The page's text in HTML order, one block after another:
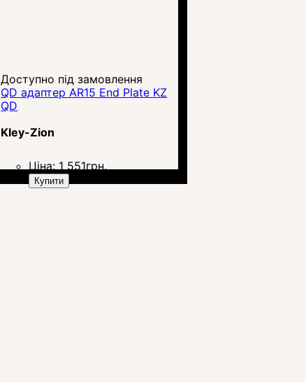
Доступно під замовлення
QD адаптер AR15 End Plate KZ
QD
Kley-Zion
Ціна: 1 551грн.
Купити